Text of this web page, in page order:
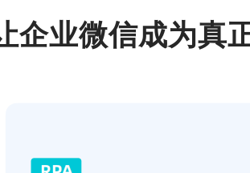
企业微信成为真